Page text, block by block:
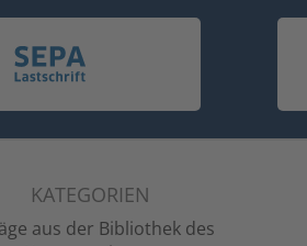
KATEGORIEN
aus der Bibliothek des